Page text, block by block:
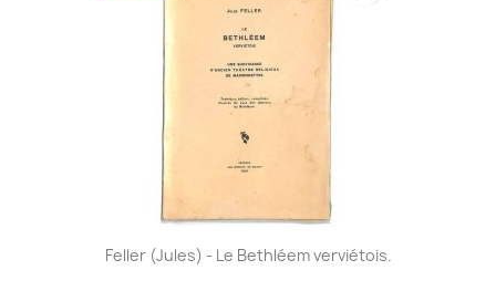
Feller (Jules) - Le Bethléem verviétois.